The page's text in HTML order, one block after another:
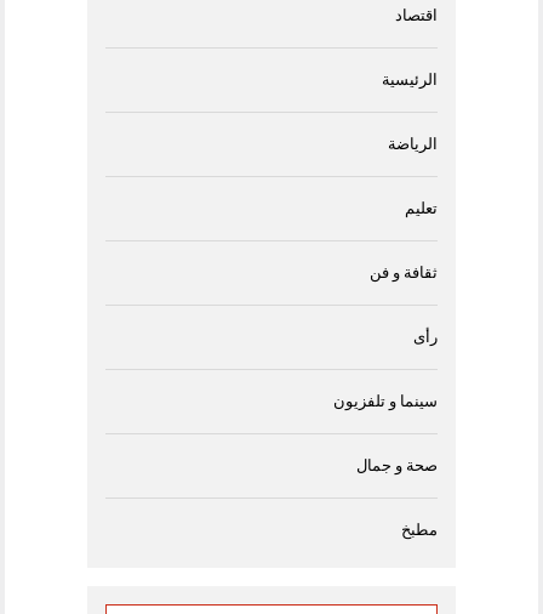
اقتصاد
الرئيسية
الرياضة
تعليم
ثقافة و فن
رأى
سينما و تلفزيون
صحة و جمال
مطبخ